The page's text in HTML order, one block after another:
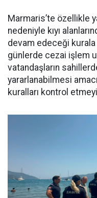
Marmaris’te özellikle
nedeniyle kıyı
devam edeceği
günlerde cezai işlem
vatandaşların
yararlanabilmesi
kuralları kontrol